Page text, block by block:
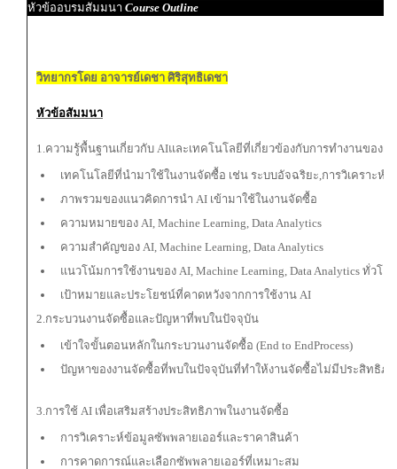
หัวข้ออบรมสัมมนา Course Outline
วิทยากรโดย อาจารย์เดชา ศิริสุทธิเดชา
หัวข้อสัมมนา
1.ความรู้พื้นฐานเกี่ยวกับ AIและเทคโนโลยีที่เกี่ยวข้องกับการทำงานของฝ่
เทคโนโลยีที่นำมาใช้ในงานจัดซื้อ เช่น ระบบอัจฉริยะ,การวิเคราะห์
ภาพรวมของแนวคิดการนำ AI เข้ามาใช้ในงานจัดซื้อ
ความหมายของ AI, Machine Learning, Data Analytics
ความสำคัญของ AI, Machine Learning, Data Analytics
แนวโน้มการใช้งานของ AI, Machine Learning, Data Analytics ทั่วโล
เป้าหมายและประโยชน์ที่คาดหวังจากการใช้งาน AI
2.กระบวนงานจัดซื้อและปัญหาที่พบในปัจจุบัน
เข้าใจขั้นตอนหลักในกระบวนงานจัดซื้อ (End to EndProcess)
ปัญหาของงานจัดซื้อที่พบในปัจจุบันที่ทำให้งานจัดซื้อไม่มีประสิทธิภ
3.การใช้ AI เพื่อเสริมสร้างประสิทธิภาพในงานจัดซื้อ
การวิเคราะห์ข้อมูลซัพพลายเออร์และราคาสินค้า
การคาดการณ์และเลือกซัพพลายเออร์ที่เหมาะสม